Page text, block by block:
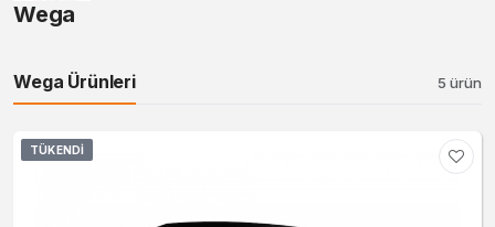
Wega
Wega Ürünleri 5 ürün
TÜKENDI